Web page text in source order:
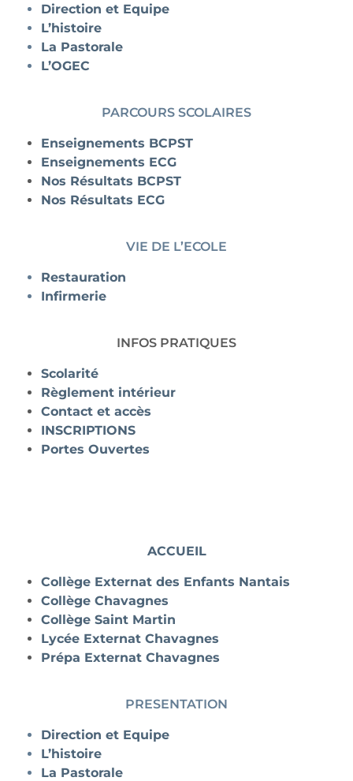
Direction et Equipe
L’histoire
La Pastorale
L’OGEC
PARCOURS SCOLAIRES
Enseignements BCPST
Enseignements ECG
Nos Résultats BCPST
Nos Résultats ECG
VIE DE L’ECOLE
Restauration
Infirmerie
INFOS PRATIQUES
Scolarité
Règlement intérieur
Contact et accès
INSCRIPTIONS
Portes Ouvertes
ACCUEIL
Collège Externat des Enfants Nantais
Collège Chavagnes
Collège Saint Martin
Lycée Externat Chavagnes
Prépa Externat Chavagnes
PRESENTATION
Direction et Equipe
L’histoire
La Pastorale